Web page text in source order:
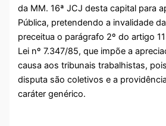
da MM. 16ª JCJ desta capital para
Pública, pretendendo a invalidade
preceitua o parágrafo 2º do artigo
Lei nº 7.347/85, que impõe a
causa aos tribunais trabalhistas,
disputa são coletivos e a
caráter genérico.